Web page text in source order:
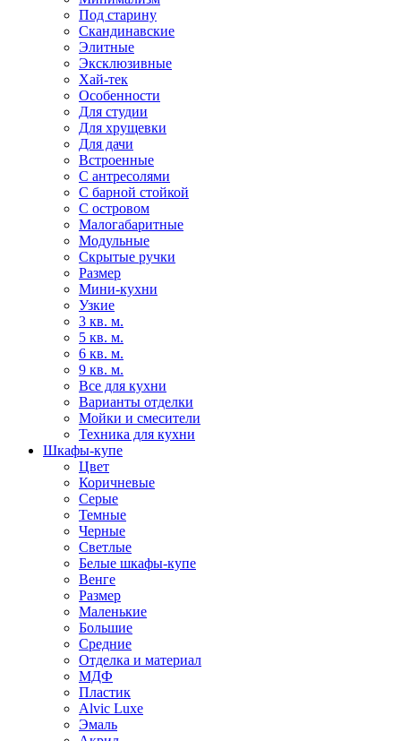
Под старину
Скандинавские
Элитные
Эксклюзивные
Хай-тек
Особенности
Для студии
Для хрущевки
Для дачи
Встроенные
С антресолями
С барной стойкой
С островом
Малогабаритные
Модульные
Скрытые ручки
Размер
Мини-кухни
Узкие
3 кв. м.
5 кв. м.
6 кв. м.
9 кв. м.
Все для кухни
Варианты отделки
Мойки и смесители
Техника для кухни
Шкафы-купе
Цвет
Коричневые
Серые
Темные
Черные
Светлые
Белые шкафы-купе
Венге
Размер
Маленькие
Большие
Средние
Отделка и материал
МДФ
Пластик
Alvic Luxe
Эмаль